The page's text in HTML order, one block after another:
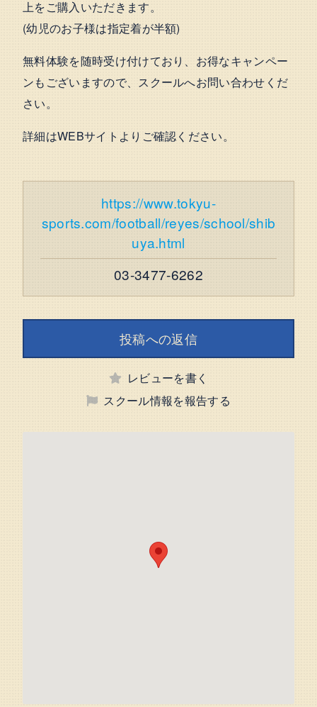
上をご購入いただきます。
(幼児のお子様は指定着が半額)
無料体験を随時受け付けており、お得なキャンペー
ンもございますので、スクールへお問い合わせくだ
さい。
詳細はWEBサイトよりご確認ください。
https://www.tokyu-
sports.com/football/reyes/school/shib
uya.html
03-3477-6262
投稿への返信
レビューを書く
スクール情報を報告する